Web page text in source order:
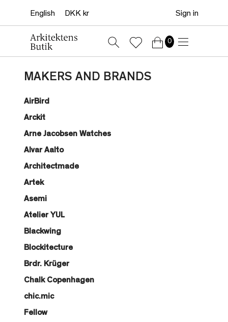
Sign in
0
MAKERS AND BRANDS
AirBird
Arckit
Arne Jacobsen Watches
Alvar Aalto
Architectmade
Artek
Asemi
Atelier YUL
Blackwing
Blockitecture
Brdr. Krüger
Chalk Copenhagen
chic.mic
Fellow